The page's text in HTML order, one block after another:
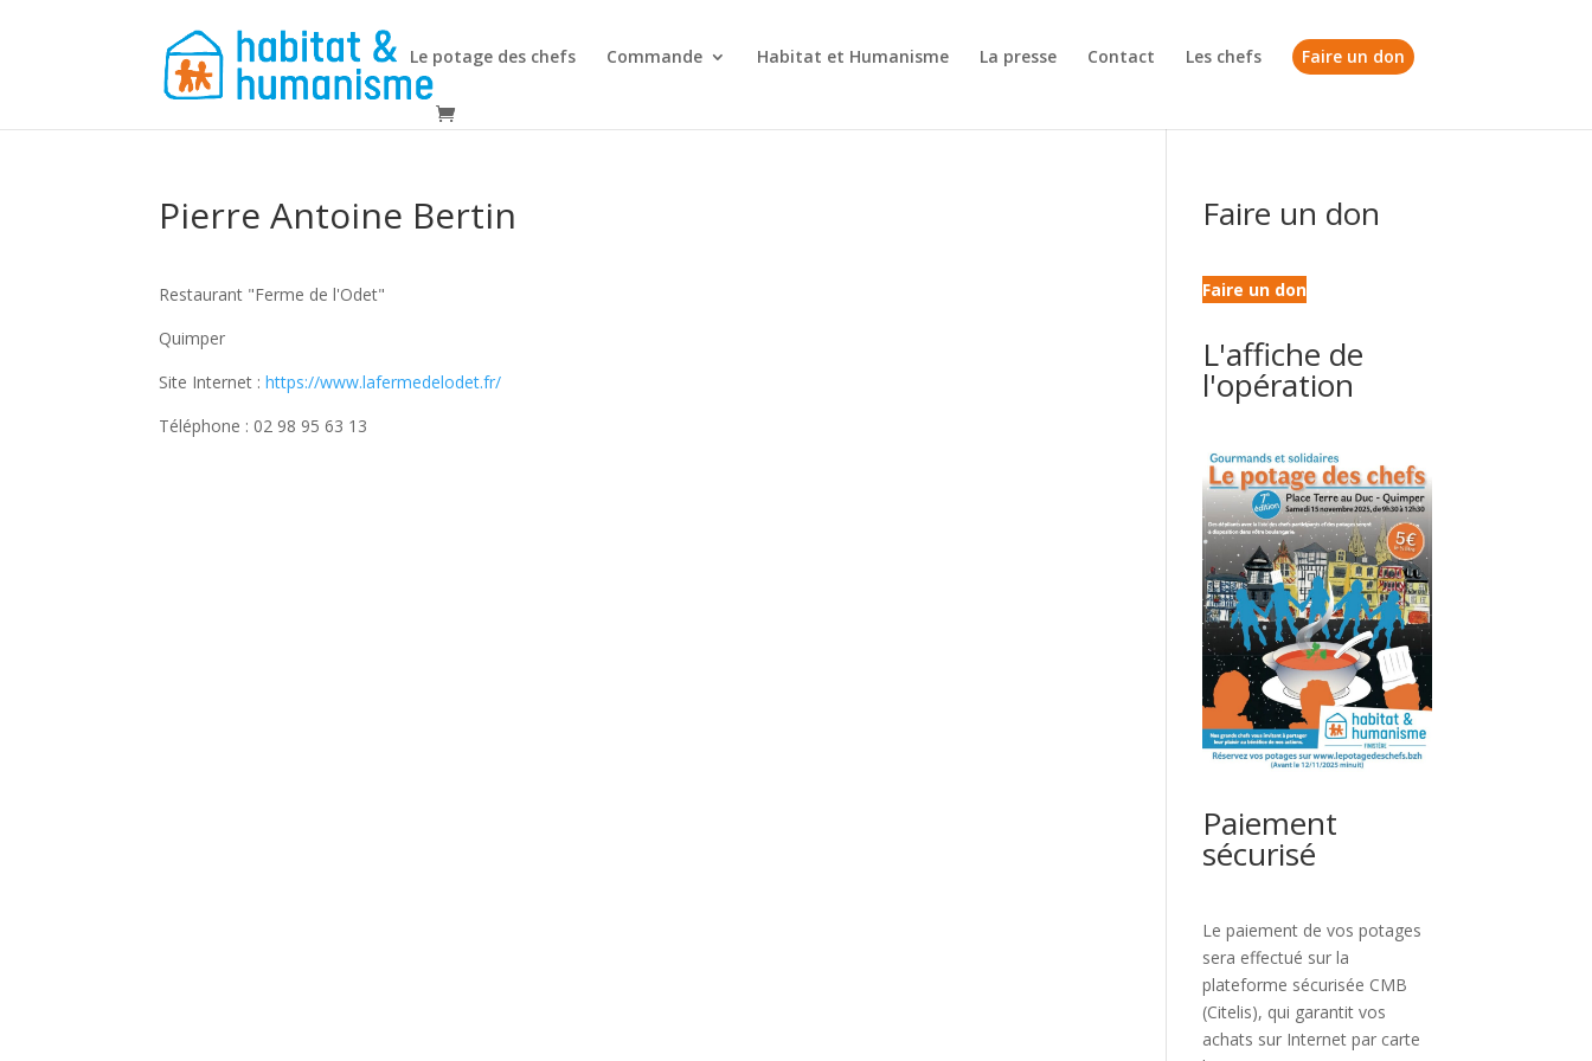
Le potage des chefs Commande Habitat et Humanisme La presse Contact Les chefs Faire un don
Pierre Antoine Bertin
Restaurant "Ferme de l'Odet"
Quimper
Site Internet :https://www.lafermedelodet.fr/
Téléphone : 02 98 95 63 13
Faire un don
Faire un don
L'affiche de
l'opération
Paiement
sécurisé
Le paiement de vos potages
sera effectué sur la
plateforme sécurisée CMB
(Citelis), qui garantit vos
achats sur Internet par carte